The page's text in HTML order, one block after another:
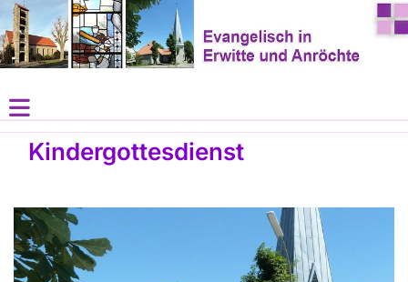
Kindergottesdienst